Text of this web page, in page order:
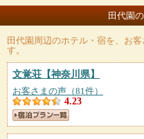
田代園の
田代園 周辺のホテル・宿を、お
す。
文覚荘 【神奈川県】
お客さまの声（81件）
4.23